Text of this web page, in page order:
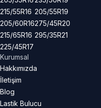
215/55R16
205/60R16
215/65R16
225/45R17
205/55R19
275/45R20
295/35R21
Kurumsal
Hakkımızda
İletişim
Blog
Lastik Bulucu